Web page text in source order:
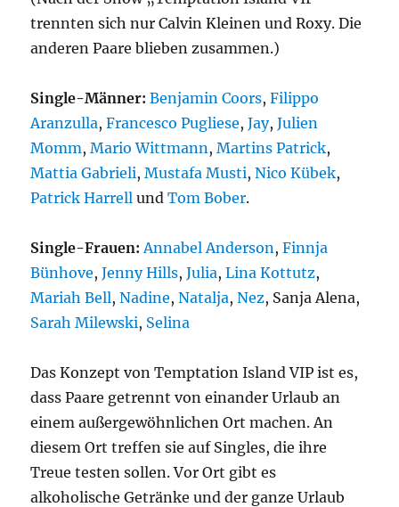
trennten sich nur Calvin Kleinen und Roxy. Die
anderen Paare blieben zusammen.)
Single-Männer: Benjamin Coors,Filippo
Aranzulla,Francesco Pugliese,Jay,Julien
Momm,Mario Wittmann,Martins Patrick,
Mattia Gabrieli,Mustafa Musti,Nico Kübek,
Patrick Harrell undTom Bober.
Single-Frauen: Annabel Anderson,Finnja
Bünhove,Jenny Hills,Julia,Lina Kottutz,
Mariah Bell,Nadine,Natalja,Nez, Sanja Alena,
Sarah Milewski, Selina
Das Konzept von Temptation Island VIP ist es,
dass Paare getrennt von einander Urlaub an
einem außergewöhnlichen Ort machen. An
diesem Ort treffen sie auf Singles, die ihre
Treue testen sollen. Vor Ort gibt es
alkoholische Getränke und der ganze Urlaub